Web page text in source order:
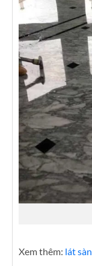
Xem thêm: lát